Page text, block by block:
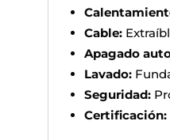
Cable:
Apagado
Lavado:
Seguridad:
Certificación: